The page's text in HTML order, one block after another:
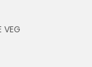
VEG